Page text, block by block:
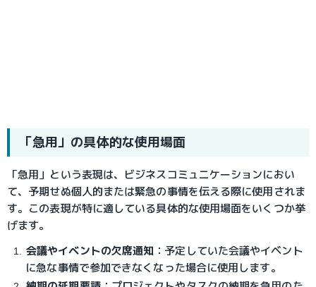
「急用」の具体的な使用場面
「急用」という表現は、ビジネスコミュニケーションにおい
て、予期せぬ個人的または緊急の事情を伝える際に使用されま
す。この表現が特に適している具体的な使用場面をいくつか挙
げます。
会議やイベントの欠席通知 ： 予定していた会議やイベント
に急な事情で参加できなくなった場合に使用します。